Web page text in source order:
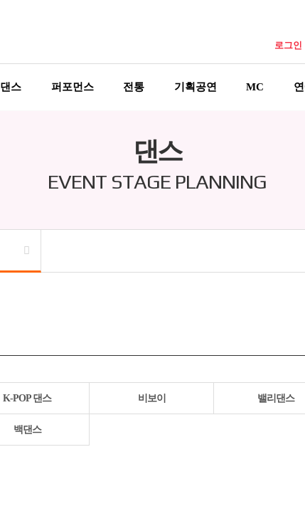
로그인
댄스 퍼포먼스 전통 기획공연 MC
댄스
EVENT STAGE PLANNING
K-POP 댄스 비보이 밸리댄스
백댄스